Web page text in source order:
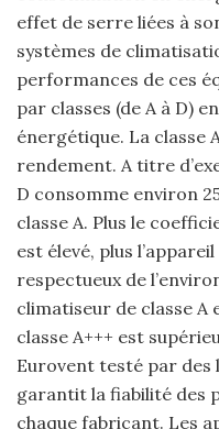
effet de serre liées à
systèmes de
performances de ces
par classes (de A à D)
énergétique. La classe
rendement. A titre
D consomme environ
classe A. Plus le
est élevé, plus
respectueux de
climatiseur de classe A
classe A+++ est
Eurovent testé par
garantit la fiabilité des
chaque fabricant. Les